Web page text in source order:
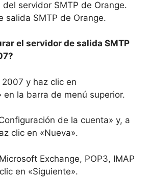
del servidor SMTP de Orange.
salida SMTP de Orange.
el servidor de salida SMTP
y haz clic en
en la barra de menú superior.
de la cuenta» y, a
clic en «Nueva».
Exchange, POP3, IMAP
en «Siguiente».